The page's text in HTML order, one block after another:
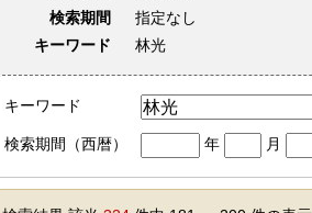
検索期間
指定なし
キーワード
林光
キーワード
検索期間（西暦） 年 月